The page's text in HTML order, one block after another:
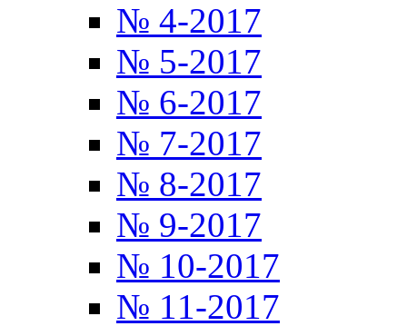
№ 4-2017
№ 5-2017
№ 6-2017
№ 7-2017
№ 8-2017
№ 9-2017
№ 10-2017
№ 11-2017